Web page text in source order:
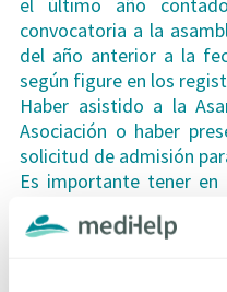
convocatoria a la
del año anterior a la
según figure en los
Haber asistido a la
Asociación o haber
solicitud de admisión
Es importante tener
las asociaciones de
mismas